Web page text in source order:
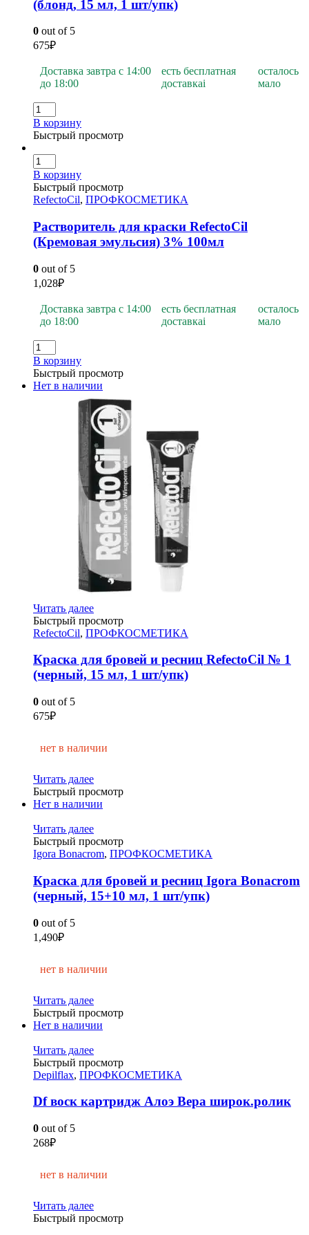
(блонд, 15 мл, 1 шт/упк)
0 out of 5
675₽
Доставка завтра с 14:00
до 18:00
есть бесплатная
доставкаi
осталось
мало
В корзину
Быстрый просмотр
В корзину
Быстрый просмотр
RefectoCil, ПРОФКОСМЕТИКА
Растворитель для краски RefectoCil
(Кремовая эмульсия) 3% 100мл
0 out of 5
1,028₽
Доставка завтра с 14:00
до 18:00
есть бесплатная
доставкаi
осталось
мало
В корзину
Быстрый просмотр
Нет в наличии
Читать далее
Быстрый просмотр
RefectoCil, ПРОФКОСМЕТИКА
Краска для бровей и ресниц RefectoCil № 1
(черный, 15 мл, 1 шт/упк)
0 out of 5
675₽
нет в наличии
Читать далее
Быстрый просмотр
Нет в наличии
Читать далее
Быстрый просмотр
Igora Bonacrom, ПРОФКОСМЕТИКА
Краска для бровей и ресниц Igora Bonacrom
(черный, 15+10 мл, 1 шт/упк)
0 out of 5
1,490₽
нет в наличии
Читать далее
Быстрый просмотр
Нет в наличии
Читать далее
Быстрый просмотр
Depilflax, ПРОФКОСМЕТИКА
Df воск картридж Алоэ Вера широк.ролик
0 out of 5
268₽
нет в наличии
Читать далее
Быстрый просмотр